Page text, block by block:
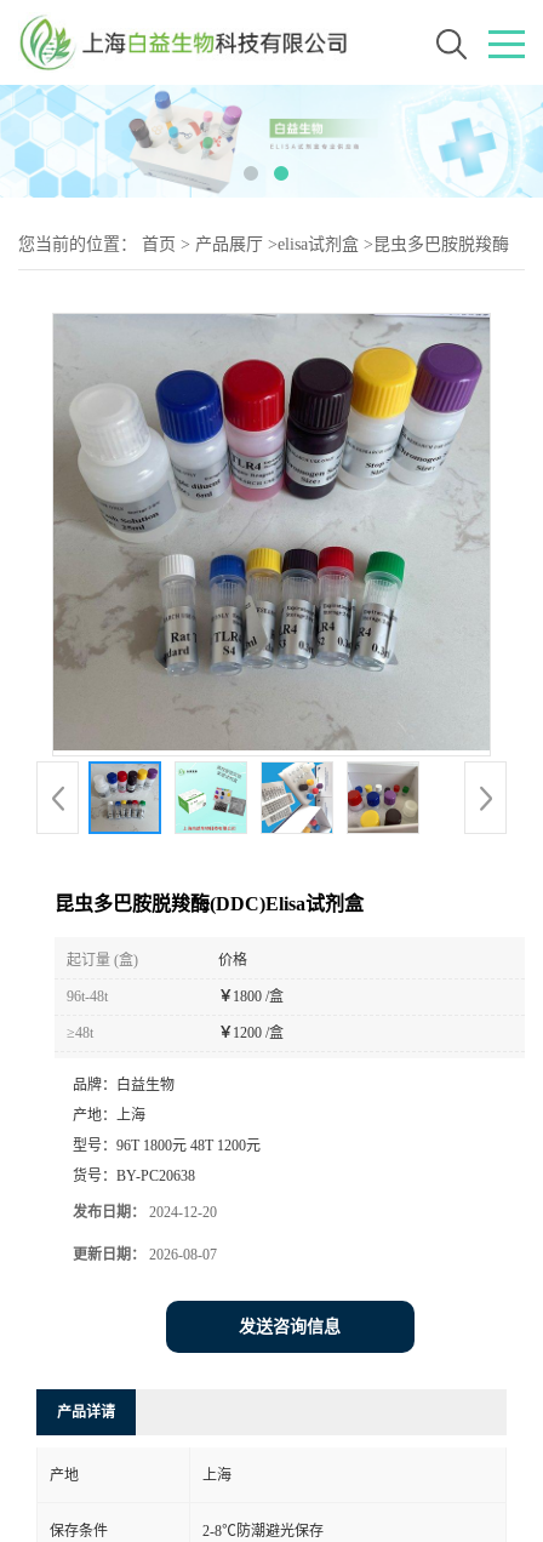
您当前的位置： 首页 > 产品展厅 >elisa试剂盒 > 昆虫多巴胺脱羧酶
昆虫多巴胺脱羧酶(DDC)Elisa试剂盒
起订量 (盒) 价格
96t-48t ￥ 1800 /盒
≥48t ￥ 1200 /盒
品牌：
白益生物
产地： 上海
型号： 96T 1800元 48T 1200元
货号： BY-PC20638
发布日期： 2024-12-20
更新日期： 2026-08-07
发送咨询信息
产品详请
产地 上海
保存条件 2-8℃防潮避光保存